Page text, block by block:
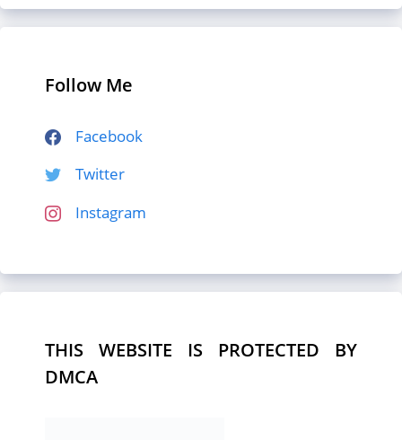
Follow Me
Facebook
Twitter
Instagram
THIS WEBSITE IS PROTECTED BY
DMCA